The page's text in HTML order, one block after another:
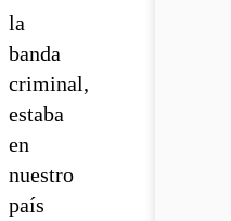
la
banda
criminal,
estaba
en
nuestro
país